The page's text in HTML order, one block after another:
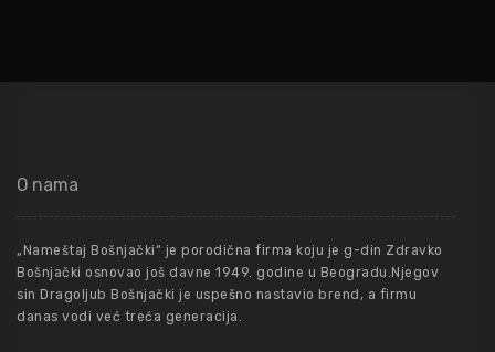
O nama
„Nameštaj Bošnjački“ je porodična firma koju je g-din Zdravko
Bošnjački osnovao još davne 1949. godine u Beogradu.Njegov
sin Dragoljub Bošnjački je uspešno nastavio brend, a firmu
danas vodi već treća generacija.